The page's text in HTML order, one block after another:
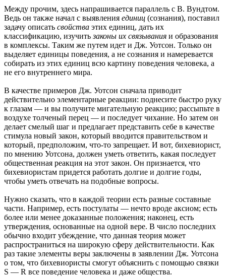
Между прочим, здесь напрашивается параллель с В. Вундтом.
Ведь он также начал с выявления единиц (сознания), поставил
задачу описать свойства этих единиц, дать их
классификацию, изучитьзаконы их связывания и образования
в комплексы. Таким же путем идет и Дж. Уотсон. Только он
выделяет единицы поведения, а не сознания и намеревается
собирать из этих единиц всю картину поведения человека, а
не его внутреннего мира.
В качестве примеров Дж. Уотсон сначала приводит
действительно элементарные реакции: поднесите быстро руку
к глазам — и вы получите мигательную реакцию; рассыпьте в
воздухе толченый перец — и последует чихание. Но затем он
делает смелый шаг и предлагает представить себе в качестве
стимула новый закон, который вводится правительством и
который, предположим, что-то запрещает. И вот, бихевиорист,
по мнению Уотсона, должен уметь ответить, какая последует
общественная реакция на этот закон. Он признается, что
бихевиористам придется работать долгие и долгие годы,
чтобы уметь отвечать на подобные вопросы.
Нужно сказать, что в каждой теории есть разные составные
части. Например, есть постулаты — нечто вроде аксиом; есть
более или менее доказанные положения; наконец, есть
утверждения, основанные на одной вере. В число последних
обычно входит убеждение, что данная теория может
распространиться на широкую сферу действительности. Как
раз такие элементы веры заключены в заявлении Дж. Уотсона
о том, что бихевиористы смогут объяснить с помощью связки
S — R все поведение человека и даже общества.